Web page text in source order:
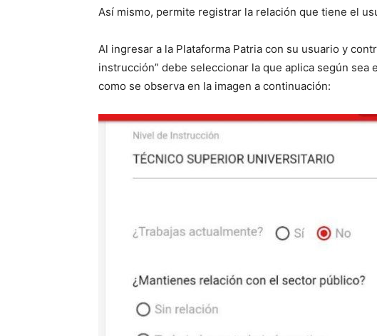
Así mismo, permite registrar la relación que tiene el
Al ingresar a la Plataforma Patria con su usuario y
instrucción” debe seleccionar la que aplica según sea
como se observa en la imagen a continuación: